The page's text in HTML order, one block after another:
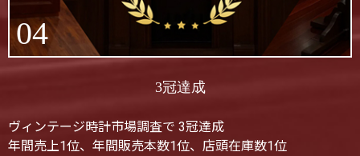
04
3冠達成
ヴィンテージ時計市場調査で 3冠達成
年間売上1位、年間販売本数1位、店頭在庫数1位